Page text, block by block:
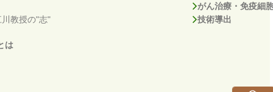
教授の"志"
は
がん治療・免疫細
技術導出